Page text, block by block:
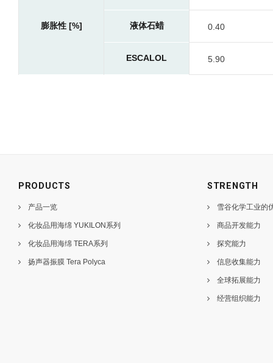
膨胀性 [%] 液体石蜡 0.40
ESCALOL 5.90
PRODUCTS
产品一览
化妆品用海绵 YUKILON系列
化妆品用海绵 TERA系列
扬声器振膜 Tera Polyca
STRENGTH
雪谷化学工业的
商品开发能力
探究能力
信息收集能力
全球拓展能力
经营组织能力